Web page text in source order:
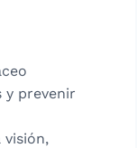
y prevenir
visión,